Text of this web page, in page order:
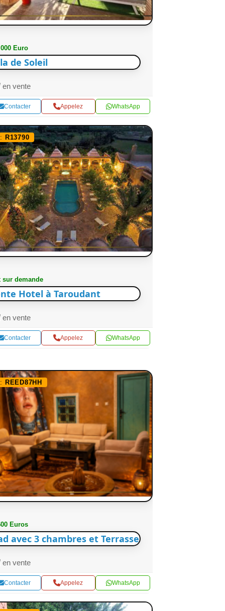
Euro
de Soleil
en vente
Contacter Appelez WhatsApp
R13790
sur demande
Hotel à Taroudant
en vente
Contacter Appelez WhatsApp
REED87HH
Euros
avec 3 chambres et Terrasse
en vente
Contacter Appelez WhatsApp